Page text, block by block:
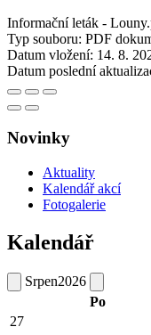
Informační leták -
Typ souboru: PDF
Datum vložení: 14. 8.
Datum poslední
Novinky
Aktuality
Kalendář akcí
Fotogalerie
Kalendář
Srpen2026
Po
27